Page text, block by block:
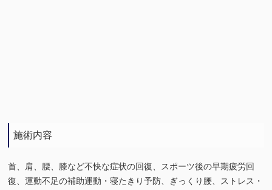
施術内容
首、肩、腰、膝など不快な症状の回復、スポーツ後の早期疲労回
復、運動不足の補助運動・寝たきり予防、ぎっくり腰、ストレス・